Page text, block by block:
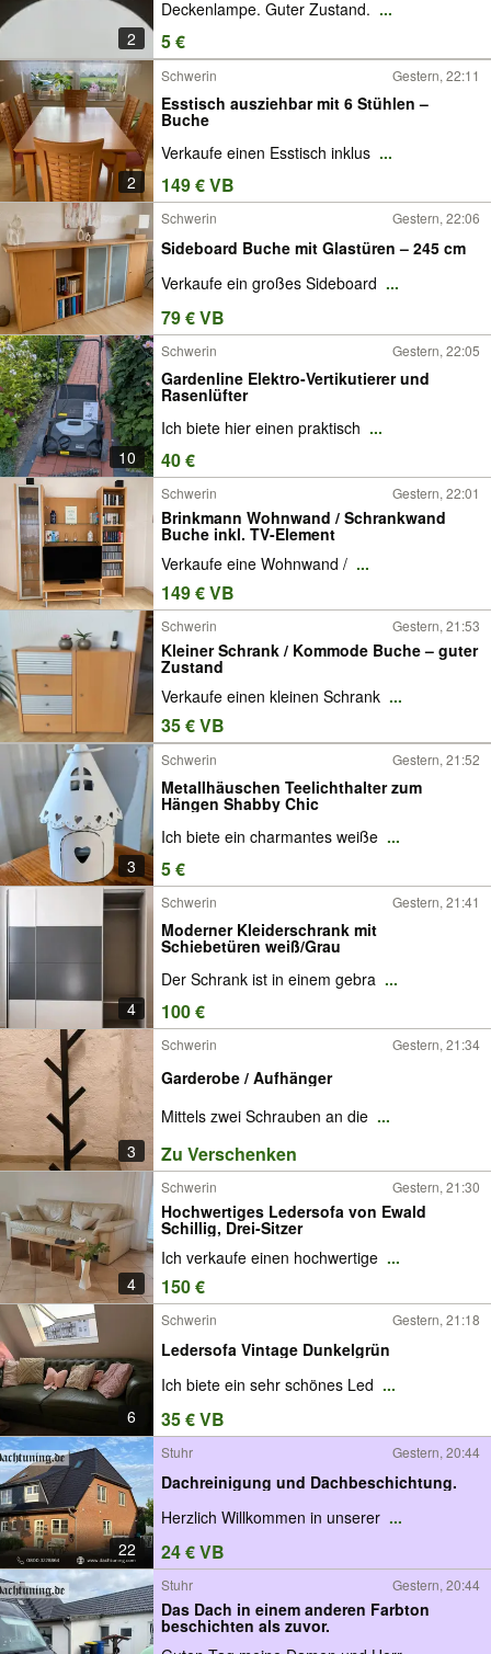
2
Deckenlampe. Guter Zustand. ...
5 €
2
Schwerin Gestern, 22:11
Esstisch ausziehbar mit 6 Stühlen –
Buche
Verkaufe einen Esstisch inklus ...
149 € VB
Schwerin Gestern, 22:06
Sideboard Buche mit Glastüren – 245 cm
Verkaufe ein großes Sideboard ...
79 € VB
10
Schwerin Gestern, 22:05
Gardenline Elektro-Vertikutierer und
Rasenlüfter
Ich biete hier einen praktisch ...
40 €
Schwerin Gestern, 22:01
Brinkmann Wohnwand / Schrankwand
Buche inkl. TV-Element
Verkaufe eine Wohnwand / ...
149 € VB
Schwerin Gestern, 21:53
Kleiner Schrank / Kommode Buche – guter
Zustand
Verkaufe einen kleinen Schrank ...
35 € VB
3
Schwerin Gestern, 21:52
Metallhäuschen Teelichthalter zum
Hängen Shabby Chic
Ich biete ein charmantes weiße ...
5 €
4
Schwerin Gestern, 21:41
Moderner Kleiderschrank mit
Schiebetüren weiß/Grau
Der Schrank ist in einem gebra ...
100 €
3
Schwerin Gestern, 21:34
Garderobe / Aufhänger
Mittels zwei Schrauben an die ...
Zu Verschenken
4
Schwerin Gestern, 21:30
Hochwertiges Ledersofa von Ewald
Schillig, Drei-Sitzer
Ich verkaufe einen hochwertige ...
150 €
6
Schwerin Gestern, 21:18
Ledersofa Vintage Dunkelgrün
Ich biete ein sehr schönes Led ...
35 € VB
22
Stuhr Gestern, 20:44
Dachreinigung und Dachbeschichtung.
Herzlich Willkommen in unserer ...
24 € VB
Stuhr Gestern, 20:44
Das Dach in einem anderen Farbton
beschichten als zuvor.